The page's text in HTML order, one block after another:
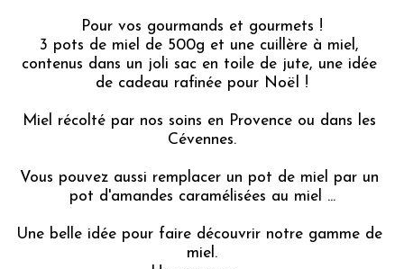
Pour vos gourmands et gourmets !
3 pots de miel de 500g et une cuillère à miel,
contenus dans un joli sac en toile de jute, une idée
de cadeau rafinée pour Noël !
Miel récolté par nos soins en Provence ou dans les
Cévennes.
Vous pouvez aussi remplacer un pot de miel par un
pot d'amandes caramélisées au miel ​...
Une belle idée pour faire découvrir notre gamme de
miel.